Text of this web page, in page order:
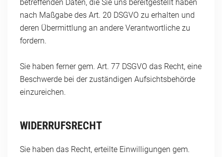
betreffenden Daten, die Sie uns bereitgestellt haben
nach Maßgabe des Art. 20 DSGVO zu erhalten und
deren Übermittlung an andere Verantwortliche zu
fordern.
Sie haben ferner gem. Art. 77 DSGVO das Recht, eine
Beschwerde bei der zuständigen Aufsichtsbehörde
einzureichen.
WIDERRUFSRECHT
Sie haben das Recht, erteilte Einwilligungen gem.